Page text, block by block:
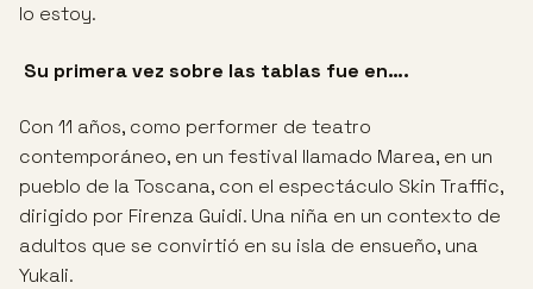
lo estoy.
Su primera vez sobre las tablas fue en….
Con 11 años, como performer de teatro
contemporáneo, en un festival llamado Marea, en un
pueblo de la Toscana, con el espectáculo Skin Traffic,
dirigido por Firenza Guidi. Una niña en un contexto de
adultos que se convirtió en su isla de ensueño, una
Yukali.